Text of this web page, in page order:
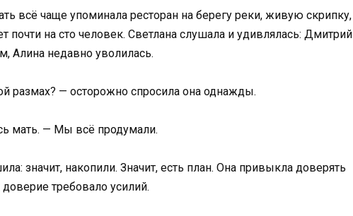
всё чаще упоминала ресторан на берегу реки, живую скрипку,
почти на сто человек. Светлана слушала и удивлялась: Дмитрий
Алина недавно уволилась.
размах? — осторожно спросила она однажды.
мать. — Мы всё продумали.
значит, накопили. Значит, есть план. Она привыкла доверять
требовало усилий.